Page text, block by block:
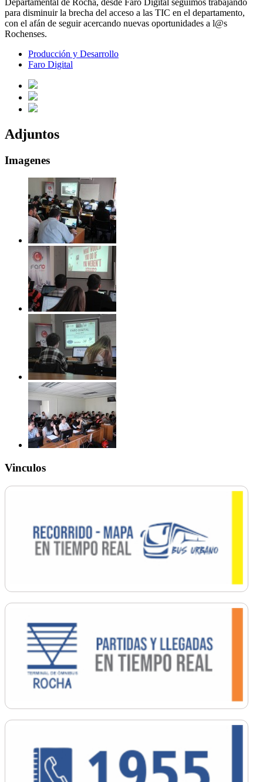
para disminuir la brecha del acceso a las TIC en el departamento,
con el afán de seguir acercando nuevas oportunidades a l@s
Rochenses.
Producción y Desarrollo
Faro Digital
Adjuntos
Imagenes
Vinculos